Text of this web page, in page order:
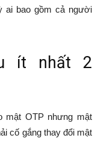
ai bao gồm cả người
ít nhất 2
mật OTP nhưng mật
cố gắng thay đổi mật